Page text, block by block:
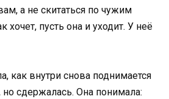
а не скитаться по чужим
хочет, пусть она и уходит. У неё
как внутри снова поднимается
сдержалась. Она понимала: